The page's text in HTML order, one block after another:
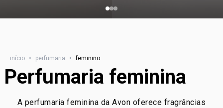
início • perfumaria • feminino
Perfumaria feminina
A perfumaria feminina da Avon oferece fragrâncias